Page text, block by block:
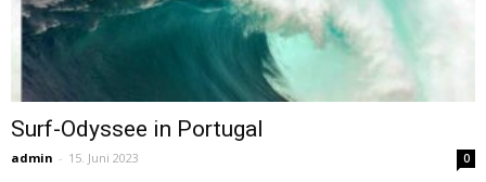
Surf-Odyssee in Portugal
admin - 15. Juni 2023 0